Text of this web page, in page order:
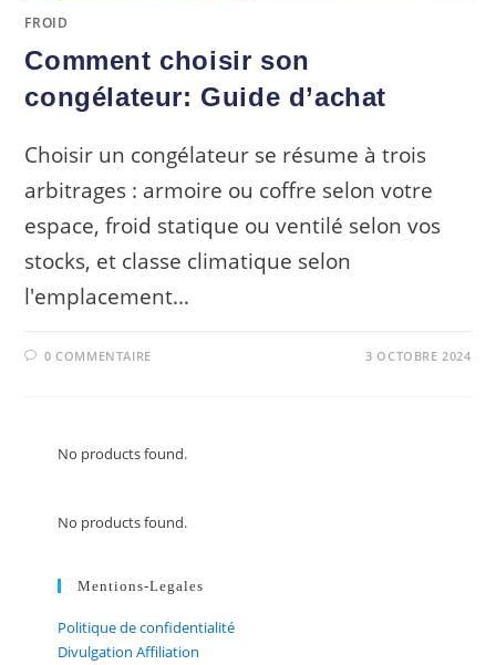
FROID
Comment choisir son
congélateur: Guide d’achat
Choisir un congélateur se résume à trois
arbitrages : armoire ou coffre selon votre
espace, froid statique ou ventilé selon vos
stocks, et classe climatique selon
l'emplacement…
0 COMMENTAIRE 3 OCTOBRE 2024
No products found.
No products found.
Mentions-Legales
Politique de confidentialité
Divulgation Affiliation